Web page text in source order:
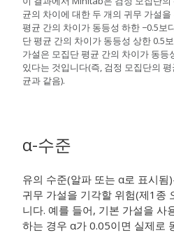
균의 차이에 대한 두 개의 귀무 가설
평균 간의 차이가 동등성 하한 −0.5보
단 평균 간의 차이가 동등성 상한 0.5
가설은 모집단 평균 간의 차이가 동등
있다는 것입니다(즉, 검정 모집단의
균과 같음).
α-수준
유의 수준(알파 또는 α로 표시됨
귀무 가설을 기각할 위험(제1종
니다. 예를 들어, 기본 가설을 사
하는 경우 α가 0.05이면 실제로